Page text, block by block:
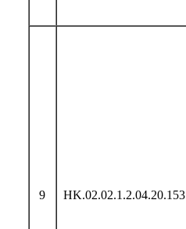
9 HK.02.02.1.2.04.20.153